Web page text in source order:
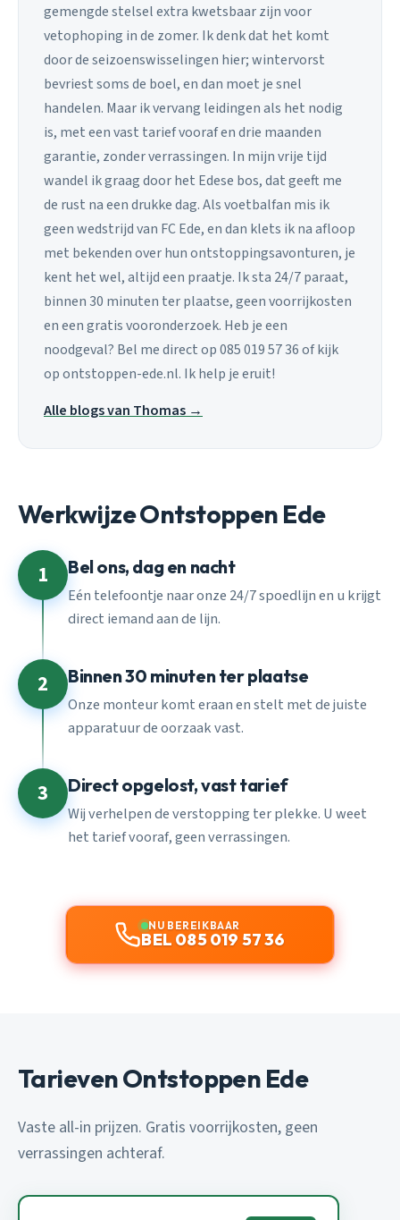
gemengde stelsel extra kwetsbaar zijn voor
vetophoping in de zomer. Ik denk dat het komt
door de seizoenswisselingen hier; wintervorst
bevriest soms de boel, en dan moet je snel
handelen. Maar ik vervang leidingen als het nodig
is, met een vast tarief vooraf en drie maanden
garantie, zonder verrassingen. In mijn vrije tijd
wandel ik graag door het Edese bos, dat geeft me
de rust na een drukke dag. Als voetbalfan mis ik
geen wedstrijd van FC Ede, en dan klets ik na afloop
met bekenden over hun ontstoppingsavonturen, je
kent het wel, altijd een praatje. Ik sta 24/7 paraat,
binnen 30 minuten ter plaatse, geen voorrijkosten
en een gratis vooronderzoek. Heb je een
noodgeval? Bel me direct op 085 019 57 36 of kijk
op ontstoppen-ede.nl. Ik help je eruit!
Alle blogs van Thomas →
Werkwijze Ontstoppen Ede
1 Bel ons, dag en nacht
Eén telefoontje naar onze 24/7 spoedlijn en u krijgt
direct iemand aan de lijn.
2 Binnen 30 minuten ter plaatse
Onze monteur komt eraan en stelt met de juiste
apparatuur de oorzaak vast.
3 Direct opgelost, vast tarief
Wij verhelpen de verstopping ter plekke. U weet
het tarief vooraf, geen verrassingen.
NU BEREIKBAAR
BEL 085 019 57 36
Tarieven Ontstoppen Ede
Vaste all-in prijzen. Gratis voorrijkosten, geen
verrassingen achteraf.